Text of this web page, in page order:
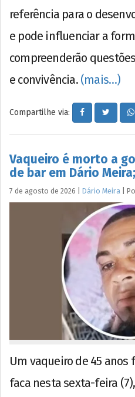
referência para o
e pode influenciar a
compreenderão
e convivência. (mais…)
Compartilhe via:
Vaqueiro é morto a
de bar em Dário
7 de agosto de 2026 Dário Meira
Um vaqueiro de 45
faca nesta sexta-feira